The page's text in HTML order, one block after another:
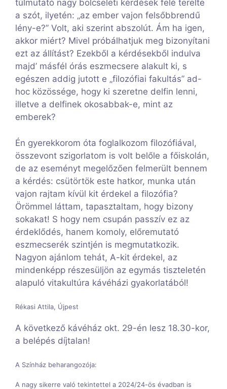
túlmutató nagy bölcseleti kérdések felé terelte
a szót, ilyetén: „az ember vajon felsőbbrendű
lény-e?” Volt, aki szerint abszolút. Ám ha igen,
akkor miért? Mivel próbálhatjuk meg bizonyítani
ezt az állítást? Ezekből a kérdésekből indulva
majd’ másfél órás eszmecsere alakult ki, s
egészen addig jutott e „filozófiai fakultás” ad-
hoc közössége, hogy ki szeretne delfin lenni,
illetve a delfinek okosabbak-e, mint az
emberek?
Én gyerekkorom óta foglalkozom filozófiával,
összevont szigorlatom is volt belőle a főiskolán,
de az eseményt megelőzően felmerült bennem
a kérdés: csütörtök este hatkor, munka után
vajon rajtam kívül kit érdekel a filozófia?
Örömmel láttam, tapasztaltam, hogy bizony
sokakat! S hogy nem csupán passzív ez az
érdeklődés, hanem komoly, előremutató
eszmecserék szintjén is megmutatkozik.
Nagyon ajánlom tehát, A-kit érdekel, az
mindenképp részesüljön az egymás tiszteletén
alapuló vitakultúra kávéházi gyakorlatából!
Rékasi Attila, Újpest
A következő kávéház okt. 29-én lesz 18.30-kor,
a belépés díjtalan!
A Színház beharangozója:
A nagy sikerre való tekintettel a 2024/24-ös évadban is